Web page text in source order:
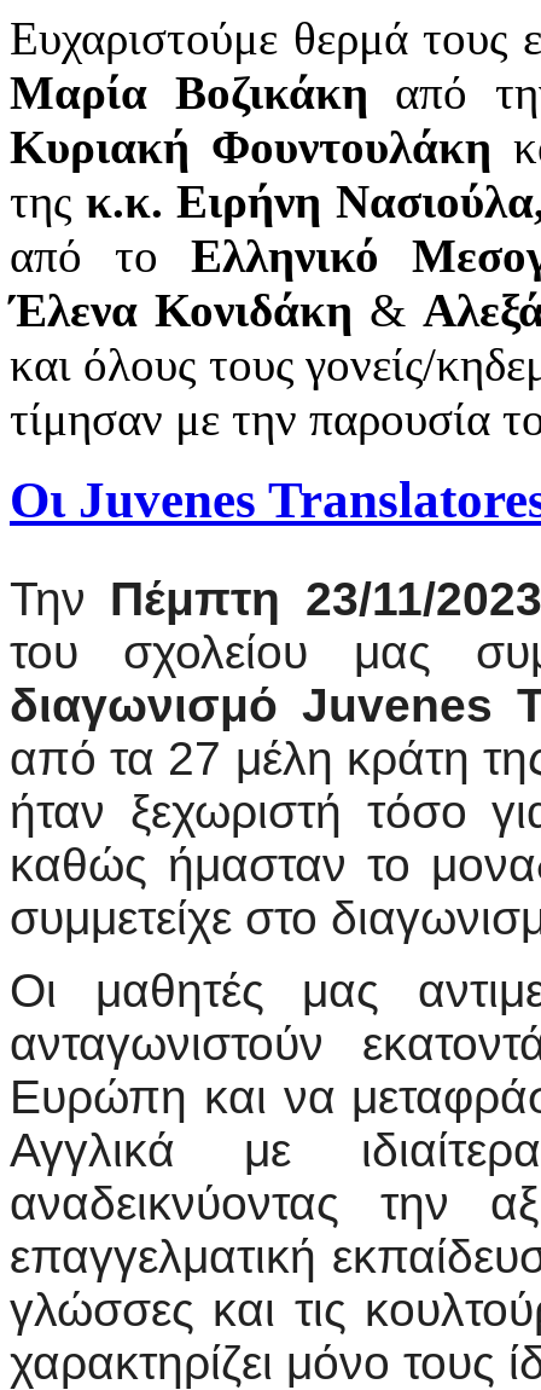
Ευχαριστούμε θερμά τους
Μαρία Βοζικάκη από
Κυριακή Φουντουλάκη
της κ.κ. Ειρήνη
από το Ελληνικό
Έλενα Κονιδάκη &
και όλους τους γονείς/
τίμησαν με την παρουσία
Οι Juvenes
Την Πέμπτη 23/11/2023
του σχολείου μας
διαγωνισμό Juvenes
από τα 27 μέλη κράτη
ήταν ξεχωριστή τόσο
καθώς ήμασταν το
συμμετείχε στο
Οι μαθητές μας
ανταγωνιστούν
Ευρώπη και να
Αγγλικά με
αναδεικνύοντας την
επαγγελματική
γλώσσες και τις
χαρακτηρίζει μόνο τους